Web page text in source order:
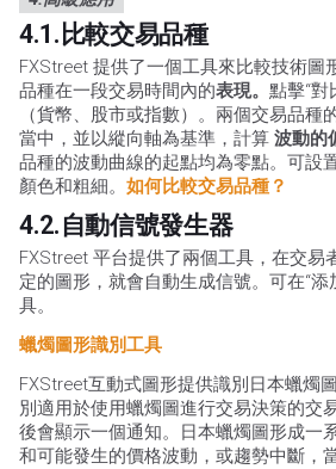
4.1.比較交易品種
FXStreet 提供了一個工具來比較技術圖
品種在一段交易時間內的表現。 點擊“對
（貨幣、股市或指數）。兩個交易品種
當中，並以縱向軸為基準，計算 波動的
品種的波動曲線的起點均為零點。可設
顏色和粗細。 如何比較交易品種？
4.2.自動信號發生器
FXStreet 平台提供了兩個工具，在交易
定的圖形，就會自動生成信號。可在“添
具。
蠟燭圖形識別工具
FXStreet互動式圖形提供識別日本蠟燭
別適用於使用蠟燭圖進行交易決策的交
後會顯示一個通知。日本蠟燭圖形成一
和可能發生的價格波動，或趨勢中斷，